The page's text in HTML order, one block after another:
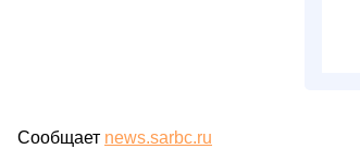
Сообщает news.sarbc.ru